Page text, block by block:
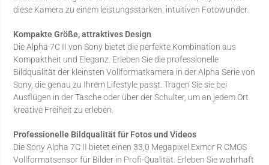
diese Kamera zu einem leistungsstarken, intuitiven Fotowunder.
Kompakte Größe, attraktives Design
Die Alpha 7C II von Sony bietet die perfekte Kombination aus
Kompaktheit und Eleganz. Erleben Sie die professionelle
Bildqualität der kleinsten Vollformatkamera in der Alpha Serie von
Sony, die genau zu Ihrem Lifestyle passt. Tragen Sie sie bei
Ausflügen in der Tasche oder über der Schulter, um an jedem Ort
kreative Freiheit zu erleben.
Professionelle Bildqualität für Fotos und Videos
Die Sony Alpha 7C II bietet einen 33,0 Megapixel Exmor R CMOS
Vollformatsensor für Bilder in Profi-Qualität. Erleben Sie wahrhaft